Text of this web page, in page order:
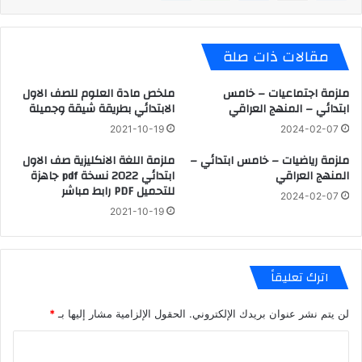
مقالات ذات صلة
ملزمة اجتماعيات – خامس
ابتدائي – المنهج العراقي
2024-02-07
ملخص مادة العلوم للصف الاول
الابتدائي بطريقة شيقة وجميلة
2021-10-19
ملزمة رياضيات – خامس ابتدائي –
المنهج العراقي
2024-02-07
ملزمة اللغة الانكليزية صف الاول
ابتدائي 2022 نسخة pdf جاهزة
للتحميل PDF رابط مباشر
2021-10-19
اترك تعليقاً
لن يتم نشر عنوان بريدك الإلكتروني. الحقول الإلزامية مشار إليها بـ *